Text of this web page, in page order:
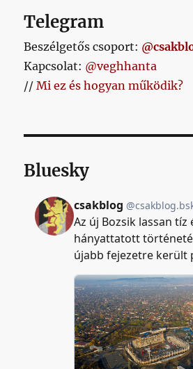
Telegram
Beszélgetős csoport:
Kapcsolat: @veghhanta
//Mi ez és hogyan működik?
Bluesky